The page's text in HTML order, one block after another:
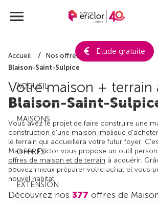
Étude gratuite
ACCUEIL
MAISONS
OFFRES
EXTENSION
Accueil Nos offres de maison + terrain
Blaison-Saint-Sulpice
Votre maison + terrain
Blaison-Saint-
Vous avez le projet de faire construire une
construction d'une maison implique
le terrain qui accueillera votre futur foyer.
Maisons Ericlor vous propose un outil
offres de maison et de terrain à acquérir.
pouvez mieux préparer votre achat et vous
nouvel habitat.
Découvrez nos 377 offres de